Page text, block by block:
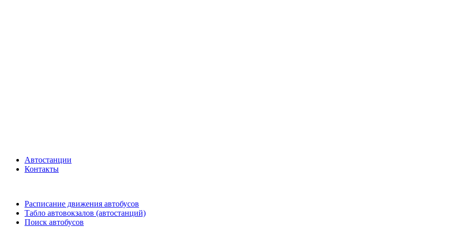
Автостанции
Контакты
Расписание движения автобусов
Табло автовокзалов (автостанций)
Поиск автобусов